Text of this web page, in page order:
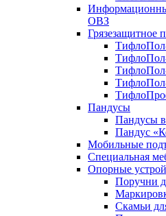
ОВЗ
Грязезащитное
Пандусы
Пандусы
Пандус
Мобильные
Специальная
Опорные
Поручни
Скамьи